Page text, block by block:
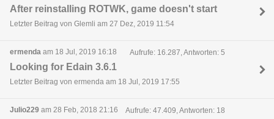
After reinstalling ROTWK, game doesn't start
Letzter Beitrag von Glemli am 27 Dez, 2019 11:54
ermenda am 18 Jul, 2019 16:18 Aufrufe: 16.287, Antworten: 5
Looking for Edain 3.6.1
Letzter Beitrag von ermenda am 18 Jul, 2019 17:55
Julio229 am 28 Feb, 2018 21:16 Aufrufe: 47.409, Antworten: 18